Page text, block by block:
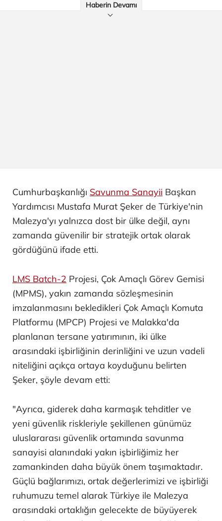
Haberin Devamı
Cumhurbaşkanlığı Savunma Sanayii Başkan
Yardımcısı Mustafa Murat Şeker de Türkiye'nin
Malezya'yı yalnızca dost bir ülke değil, aynı
zamanda güvenilir bir stratejik ortak olarak
gördüğünü ifade etti.
LMS Batch-2 Projesi, Çok Amaçlı Görev Gemisi
(MPMS), yakın zamanda sözleşmesinin
imzalanmasını bekledikleri Çok Amaçlı Komuta
Platformu (MPCP) Projesi ve Malakka'da
planlanan tersane yatırımının, iki ülke
arasındaki işbirliğinin derinliğini ve uzun vadeli
niteliğini açıkça ortaya koyduğunu belirten
Şeker, şöyle devam etti:
"Ayrıca, giderek daha karmaşık tehditler ve
yeni güvenlik riskleriyle şekillenen günümüz
uluslararası güvenlik ortamında savunma
sanayisi alanındaki yakın işbirliğimiz her
zamankinden daha büyük önem taşımaktadır.
Güçlü bağlarımızı, ortak değerlerimizi ve işbirliği
ruhumuzu temel alarak Türkiye ile Malezya
arasındaki ortaklığın gelecekte de büyüyerek